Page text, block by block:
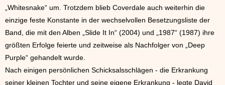
„Whitesnake“ um. Trotzdem blieb Coverdale auch weiterhin die
einzige feste Konstante in der wechselvollen Besetzungsliste der
Band, die mit den Alben „Slide It In“ (2004) und „1987“ (1987) ihre
größten Erfolge feierte und zeitweise als Nachfolger von „Deep
Purple“ gehandelt wurde.
Nach einigen persönlichen Schicksalsschlägen - die Erkrankung
seiner kleinen Tochter und seine eigene Erkrankung - legte David